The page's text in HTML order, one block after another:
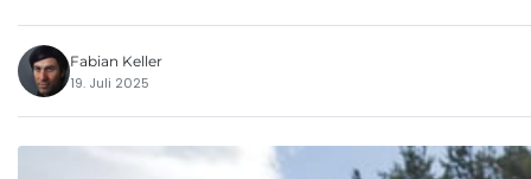
Fabian Keller
19. Juli 2025